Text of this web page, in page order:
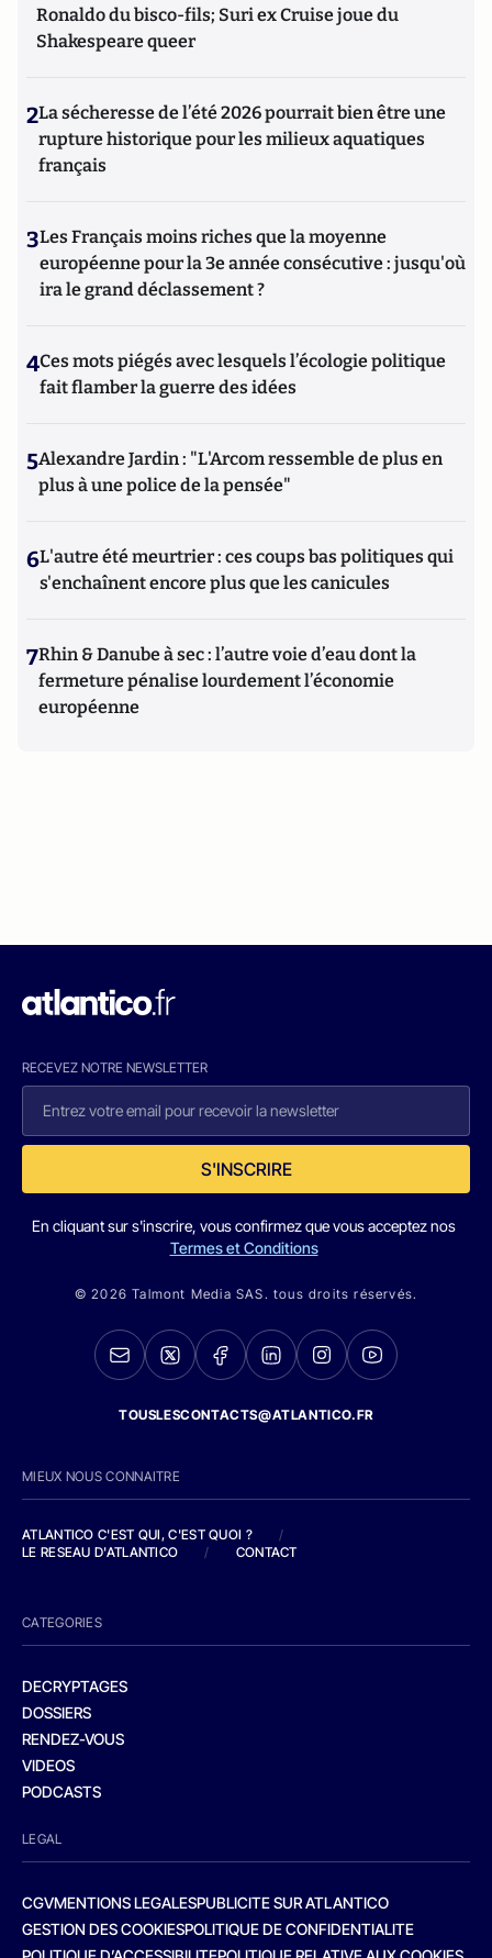
Ronaldo du bisco-fils; Suri ex Cruise joue du
Shakespeare queer
2La sécheresse de l’été 2026 pourrait bien être une
rupture historique pour les milieux aquatiques
français
3Les Français moins riches que la moyenne
européenne pour la 3e année consécutive : jusqu'où
ira le grand déclassement ?
4Ces mots piégés avec lesquels l’écologie politique
fait flamber la guerre des idées
5Alexandre Jardin : "L'Arcom ressemble de plus en
plus à une police de la pensée"
6L'autre été meurtrier : ces coups bas politiques qui
s'enchaînent encore plus que les canicules
7Rhin & Danube à sec : l’autre voie d’eau dont la
fermeture pénalise lourdement l’économie
européenne
RECEVEZ NOTRE NEWSLETTER
S'INSCRIRE
En cliquant sur s'inscrire, vous confirmez que vous acceptez nos
Termes et Conditions
© 2026 Talmont Media SAS. tous droits réservés.
TOUSLESCONTACTS@ATLANTICO.FR
MIEUX NOUS CONNAITRE
ATLANTICO C'EST QUI, C'EST QUOI ?
/
LE RESEAU D'ATLANTICO
/ CONTACT
CATEGORIES
DECRYPTAGES
DOSSIERS
RENDEZ-VOUS
VIDEOS
PODCASTS
LEGAL
CGVMENTIONS LEGALESPUBLICITE SUR ATLANTICO
GESTION DES COOKIESPOLITIQUE DE CONFIDENTIALITE